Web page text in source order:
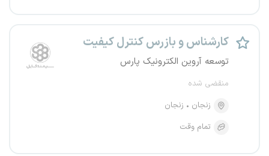
کارشناس و بازرس کنترل کیفیت
توسعه آروین الکترونیک پارس
منقضی شده
زنجان
زنجان
تمام وقت